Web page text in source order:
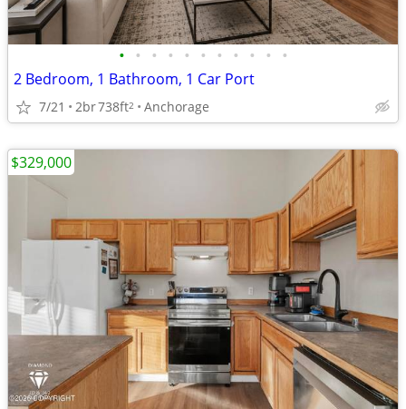
• • • • • • • • • • •
2 Bedroom, 1 Bathroom, 1 Car Port
7/21 2br738ft2 Anchorage
$329,000